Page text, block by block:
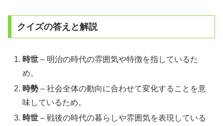
クイズの答えと解説
時世 – 明治の時代の雰囲気や特徴を指しているた
め。
時勢 – 社会全体の動向に合わせて変化することを意
味しているため。
時世 – 戦後の時代の暮らしや雰囲気を表現している